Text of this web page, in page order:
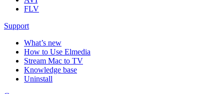
FLV
Support
What’s new
How to Use Elmedia
Stream Mac to TV
Knowledge base
Uninstall